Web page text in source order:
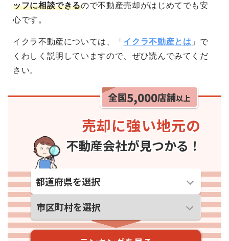
ッフに相談できるので不動産売却がはじめてでも安
心です。
イクラ不動産については、「 イクラ不動産とは 」で
くわしく説明していますので、ぜひ読んでみてくだ
さい。